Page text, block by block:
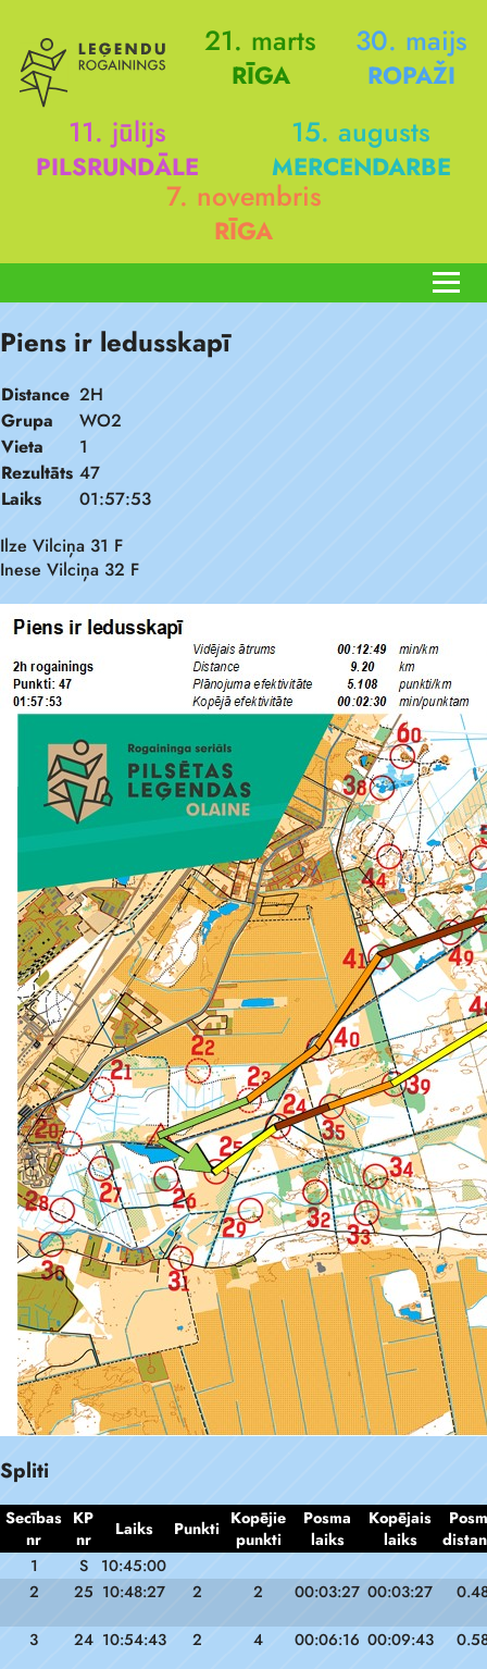
21. marts
RĪGA
30. maijs
ROPAŽI
11. jūlijs
PILSRUNDĀLE
15. augusts
MERCENDARBE
7. novembris
RĪGA
Piens ir ledusskapī
Distance 2H
Grupa
WO2
Vieta
1
Rezultāts 47
Laiks
01:57:53
Ilze Vilciņa 31 F
Inese Vilciņa 32 F
Spliti
Secības
nr
KP
nr
Laiks Punkti Kopējie
punkti
Posma
laiks
Kopējais
laiks
1
S
10:45:00
2
25 10:48:27 2 2 00:03:27 00:03:27
3 24 10:54:43 2 4 00:06:16 00:09:43